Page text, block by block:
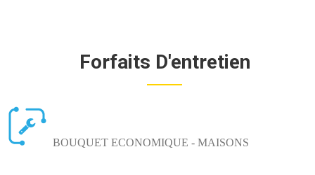
Forfaits D'entretien
BOUQUET ECONOMIQUE - MAISONS